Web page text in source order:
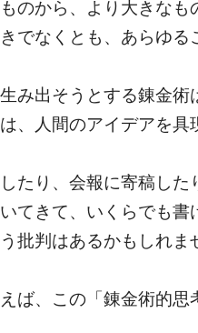
のから、より大きなも
でなくとも、あらゆる
み出そうとする錬金
、人間のアイデアを具
たり、会報に寄稿した
いてきて、いくらでも
批判はあるかもしれま
ば、この「錬金術的思